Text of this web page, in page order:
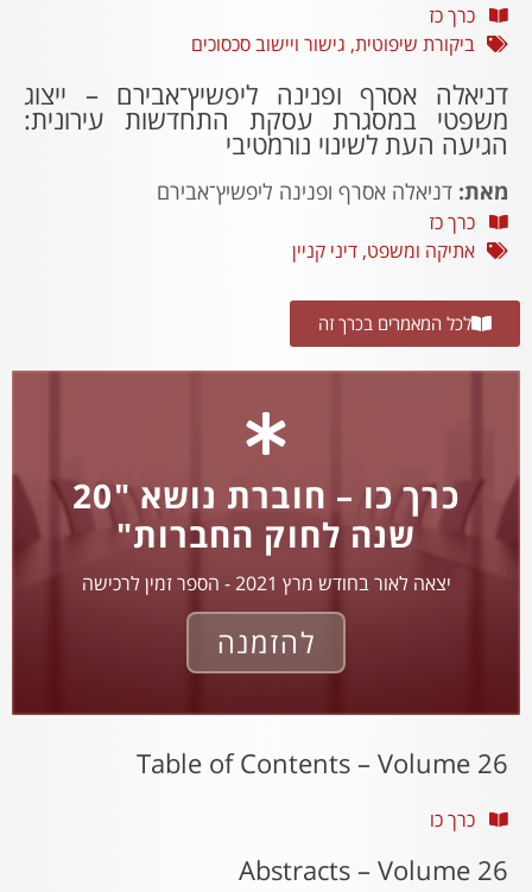
כרך כז
ביקורת שיפוטית, גישור ויישוב סכסוכים
דניאלה אסרף ופנינה ליפשיץ־אבירם – ייצוג
משפטי במסגרת עסקת התחדשות עירונית:
הגיעה העת לשינוי נורמטיבי
מאת: דניאלה אסרף ופנינה ליפשיץ־אבירם
כרך כז
אתיקה ומשפט, דיני קניין
לכל המאמרים בכרך זה
כרך כו – חוברת נושא "20
שנה לחוק החברות"
יצאה לאור בחודש מרץ 2021 - הספר זמין לרכישה
להזמנה
Table of Contents – Volume 26
כרך כו
Abstracts – Volume 26